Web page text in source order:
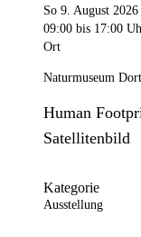
So 9. August 2026
09:00 bis 17:00
Ort
Naturmuseum
Human
Satellitenbild
Kategorie
Ausstellung